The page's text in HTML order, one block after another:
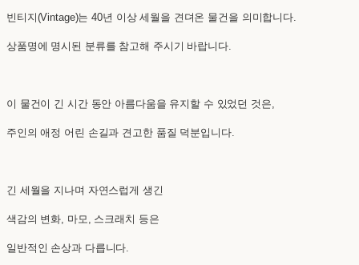
빈티지(Vintage)는 40년 이상 세월을 견뎌온 물건을 의미합니다.
상품명에 명시된 분류를 참고해 주시기 바랍니다.
이 물건이 긴 시간 동안 아름다움을 유지할 수 있었던 것은,
주인의 애정 어린 손길과 견고한 품질 덕분입니다.
긴 세월을 지나며 자연스럽게 생긴
색감의 변화, 마모, 스크래치 등은
일반적인 손상과 다릅니다.